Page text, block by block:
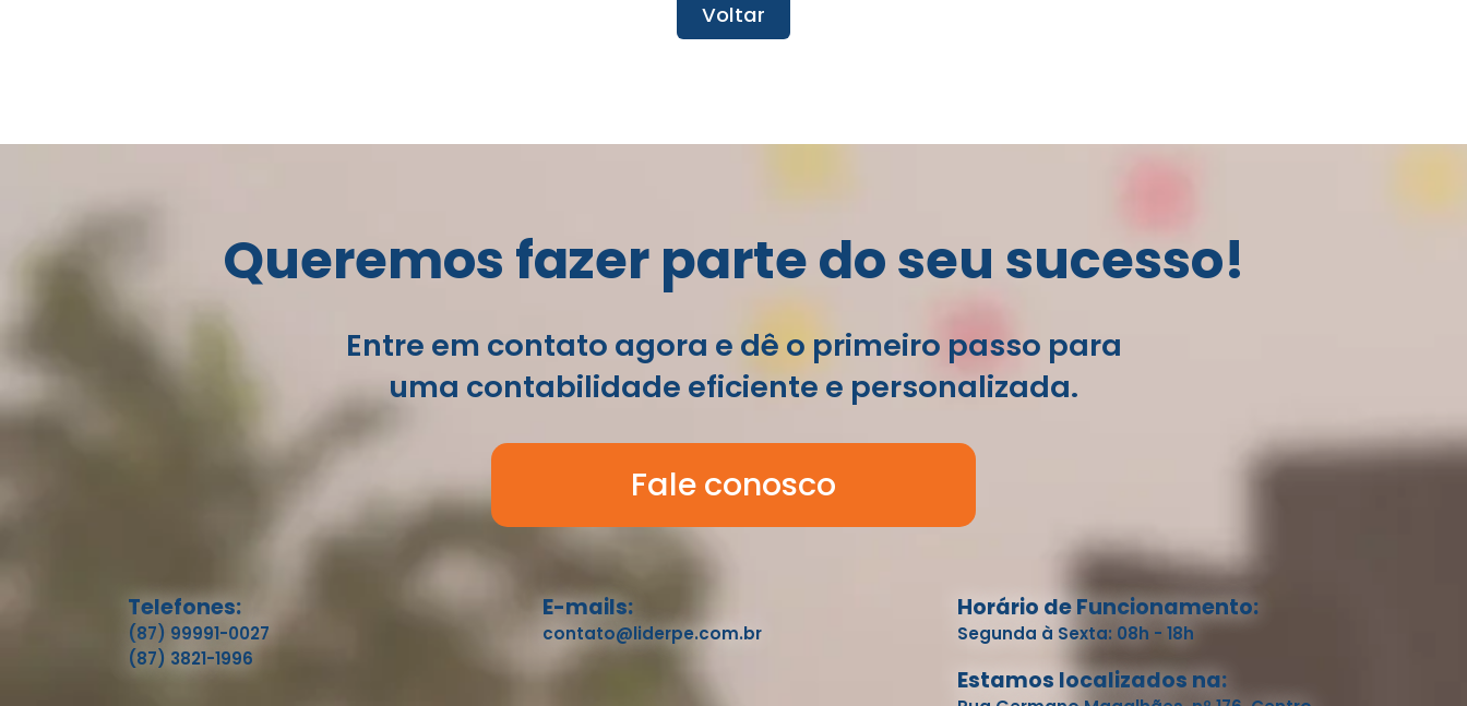
Voltar
Queremos fazer parte do seu sucesso!
Entre em contato agora e dê o primeiro passo para
uma contabilidade eficiente e personalizada.
Fale conosco
Telefones:
(87) 99991-0027
(87) 3821-1996
E-mails:
contato@liderpe.com.br
Horário de Funcionamento:
Segunda à Sexta: 08h - 18h
Estamos localizados na: